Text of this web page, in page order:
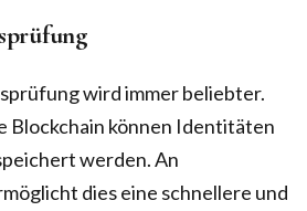
wird immer beliebter.
Blockchain können Identitäten
werden. An
dies eine schnellere und